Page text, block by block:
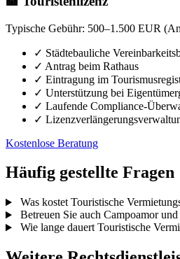
Typische Gebühr: 500–1.500 EUR
✓ Städtebauliche
✓ Antrag beim Rathaus
✓ Eintragung im
✓ Unterstützung bei
✓ Laufende Compliance-
✓
Kostenlose Beratung
Häufig gestellte Fragen
Was kostet Touristische
Betreuen Sie auch Campoamor
Wie lange dauert Touristische